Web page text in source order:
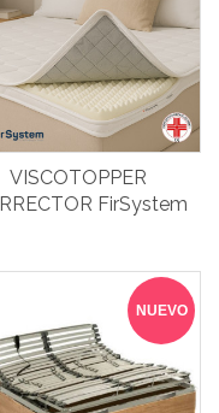
VISCOTOPPER
FirSystem
NUEVO